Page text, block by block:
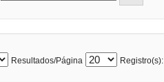
Resultados/Página Registro(s):